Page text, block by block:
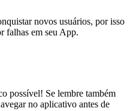
novos usuários, por isso
falhas em seu App.
possível! Se lembre também
no aplicativo antes de